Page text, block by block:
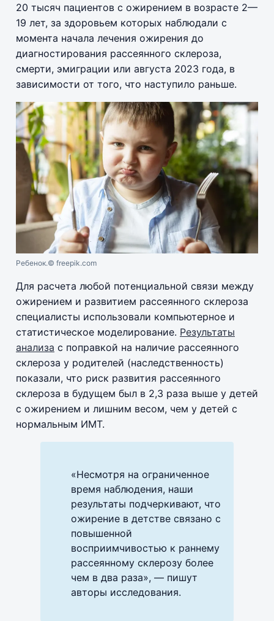
20 тысяч пациентов с ожирением в возрасте 2—
19 лет, за здоровьем которых наблюдали с
момента начала лечения ожирения до
диагностирования рассеянного склероза,
смерти, эмиграции или августа 2023 года, в
зависимости от того, что наступило раньше.
Ребенок.© freepik.com
Для расчета любой потенциальной связи между
ожирением и развитием рассеянного склероза
специалисты использовали компьютерное и
статистическое моделирование. Результаты
анализа с поправкой на наличие рассеянного
склероза у родителей (наследственность)
показали, что риск развития рассеянного
склероза в будущем был в 2,3 раза выше у детей
с ожирением и лишним весом, чем у детей с
нормальным ИМТ.
«Несмотря на ограниченное
время наблюдения, наши
результаты подчеркивают, что
ожирение в детстве связано с
повышенной
восприимчивостью к раннему
рассеянному склерозу более
чем в два раза», — пишут
авторы исследования.